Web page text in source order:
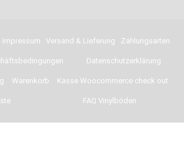
Impressum Versand & Lieferung Zahlungsarten
Datenschutzerklärung
Warenkorb Kasse Woocommerce check out
FAQ Vinylböden